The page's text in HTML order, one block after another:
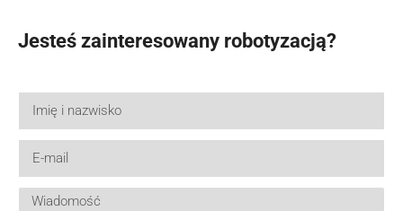
Jesteś zainteresowany robotyzacją?